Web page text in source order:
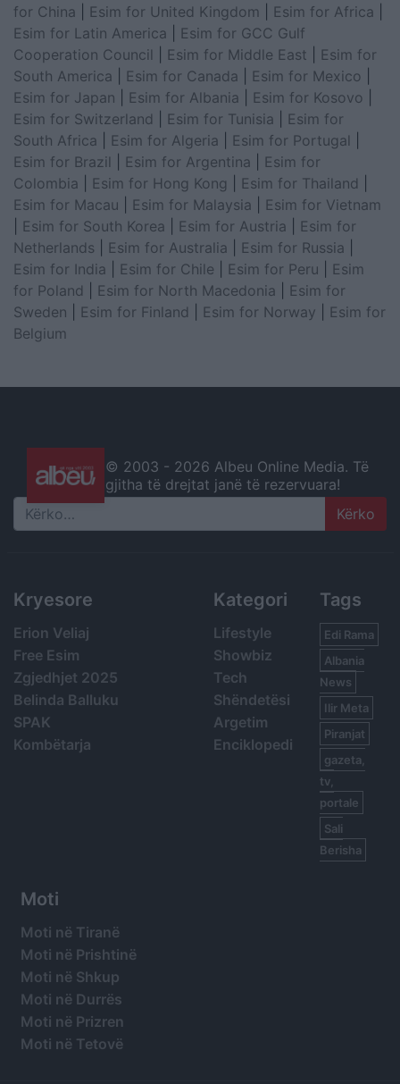
for China
Esim for United Kingdom Esim for Africa
Esim for Latin America
Esim for GCC Gulf
Cooperation Council
Esim for Middle East
Esim for
South America
Esim for Canada Esim for Mexico
Esim for Japan
Esim for Albania Esim for Kosovo
Esim for Switzerland
Esim for Tunisia
Esim for
South Africa
Esim for Algeria Esim for Portugal
Esim for Brazil
Esim for Argentina
Esim for
Colombia
Esim for Hong Kong Esim for Thailand
Esim for Macau
Esim for Malaysia
Esim for Vietnam
Esim for South Korea Esim for Austria
Esim for
Netherlands
Esim for Australia Esim for Russia
Esim for India
Esim for Chile Esim for Peru
Esim
for Poland
Esim for North Macedonia
Esim for
Sweden
Esim for Finland Esim for Norway
Esim for
Belgium
© 2003 - 2026 Albeu Online Media. Të
gjitha të drejtat janë të rezervuara!
Search
Kryesore
Erion Veliaj
Free Esim
Zgjedhjet 2025
Belinda Balluku
SPAK
Kombëtarja
Kategori
Lifestyle
Showbiz
Tech
Shëndetësi
Argetim
Enciklopedi
Tags
Edi Rama
Albania
News
Ilir Meta
Piranjat
gazeta,
tv,
portale
Sali
Berisha
Moti
Moti në Tiranë
Moti në Prishtinë
Moti në Shkup
Moti në Durrës
Moti në Prizren
Moti në Tetovë